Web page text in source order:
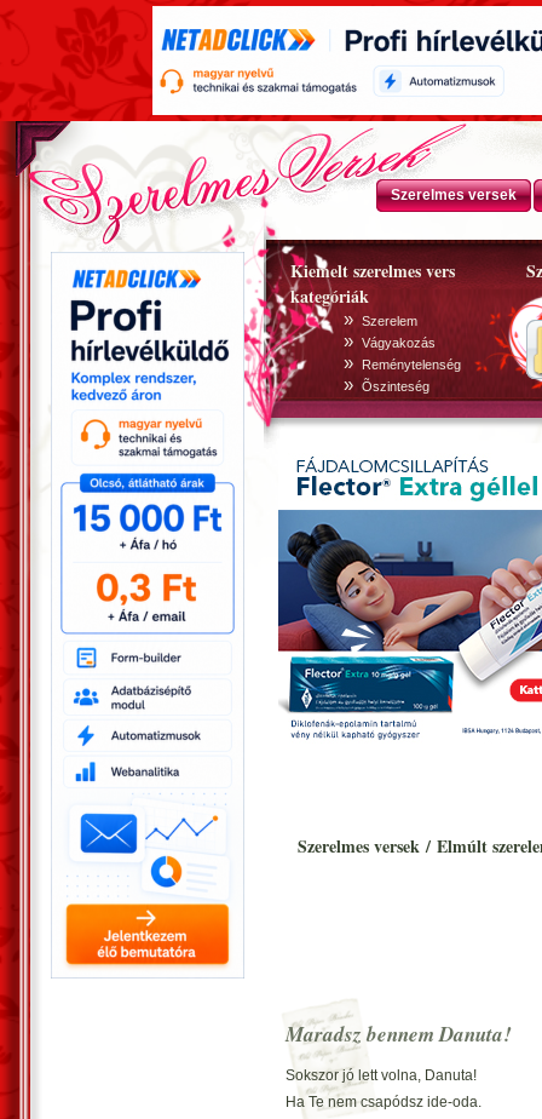
Szerelmes versek
Kiemelt szerelmes vers
kategóriák
» Szerelem
» Vágyakozás
» Reménytelenség
» Õszinteség
Szerelmes versek / Elmúlt
Maradsz bennem Danuta!
Sokszor jó lett volna, Danuta!
Ha Te nem csapódsz ide-oda.